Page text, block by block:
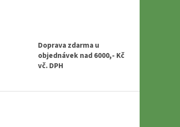
Doprava zdarma u
objednávek nad 6000,- Kč
vč. DPH